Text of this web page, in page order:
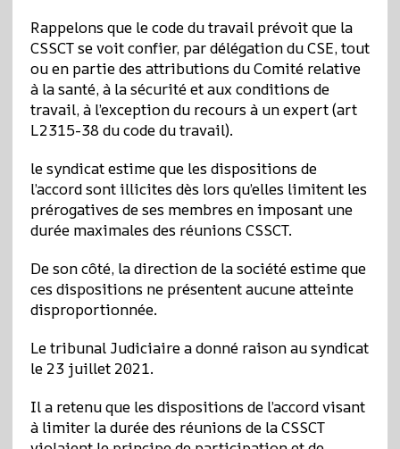
Rappelons que le code du travail prévoit que la
CSSCT se voit confier, par délégation du CSE, tout
ou en partie des attributions du Comité relative
à la santé, à la sécurité et aux conditions de
travail, à l’exception du recours à un expert (art
L2315-38 du code du travail).
le syndicat estime que les dispositions de
l’accord sont illicites dès lors qu’elles limitent les
prérogatives de ses membres en imposant une
durée maximales des réunions CSSCT.
De son côté, la direction de la société estime que
ces dispositions ne présentent aucune atteinte
disproportionnée.
Le tribunal Judiciaire a donné raison au syndicat
le 23 juillet 2021.
Il a retenu que les dispositions de l’accord visant
à limiter la durée des réunions de la CSSCT